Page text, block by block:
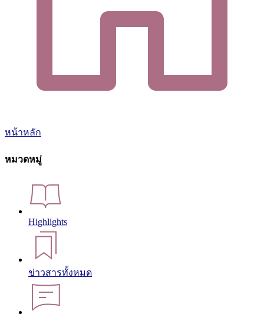
หน้าหลัก
หมวดหมู่
Highlights
ข่าวสารทั้งหมด